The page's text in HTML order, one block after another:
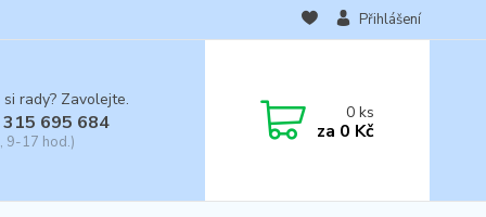
Přihlášení
rady? Zavolejte.
695 684
9-17 hod.)
0ks
za 0 Kč